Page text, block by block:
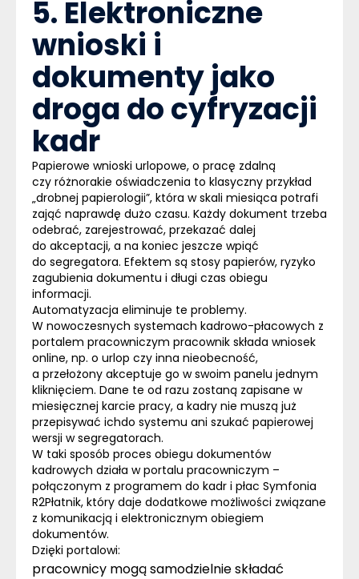
5. Elektroniczne
wnioski i
dokumenty jako
droga do cyfryzacji
kadr
Papierowe wnioski urlopowe, o pracę zdalną
czy różnorakie oświadczenia to klasyczny przykład
„drobnej papierologii”, która w skali miesiąca potrafi
zająć naprawdę dużo czasu. Każdy dokument trzeba
odebrać, zarejestrować, przekazać dalej
do akceptacji, a na koniec jeszcze wpiąć
do segregatora. Efektem są stosy papierów, ryzyko
zagubienia dokumentu i długi czas obiegu
informacji.
Automatyzacja eliminuje te problemy.
W nowoczesnych systemach kadrowo-płacowych z
portalem pracowniczym pracownik składa wniosek
online, np. o urlop czy inna nieobecność,
a przełożony akceptuje go w swoim panelu jednym
kliknięciem. Dane te od razu zostaną zapisane w
miesięcznej karcie pracy, a kadry nie muszą już
przepisywać ichdo systemu ani szukać papierowej
wersji w segregatorach.
W taki sposób proces obiegu dokumentów
kadrowych działa w portalu pracowniczym –
połączonym z programem do kadr i płac Symfonia
R2Płatnik, który daje dodatkowe możliwości związane
z komunikacją i elektronicznym obiegiem
dokumentów.
Dzięki portalowi:
pracownicy mogą samodzielnie składać